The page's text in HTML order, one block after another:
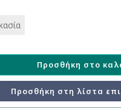
Προσθήκη στο
Προσθήκη στη λίστα